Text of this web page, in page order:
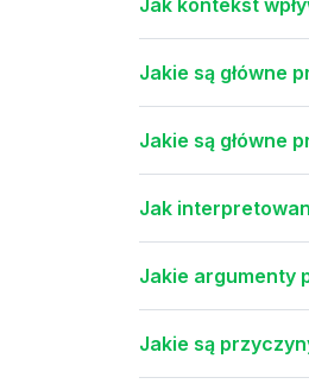
Jakie są główne
Jakie są główne
Jak
Jakie argumenty
Jakie są